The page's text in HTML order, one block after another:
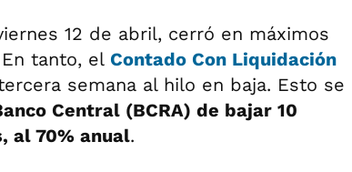
12 de abril, cerró en máximos
tanto, el Contado Con Liquidación
semana al hilo en baja. Esto se
Central (BCRA) de bajar 10
al 70% anual.